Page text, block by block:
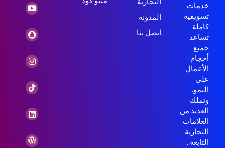
خدمات
تسويقية
كاملة
تساعد
جميع
أحجام
الأعمال
على
النمو.
وتملك
العديد من
العلامات
التجارية
التابعة .
المدونة
اتصل بنا